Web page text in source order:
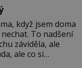
když jsem doma
To nadšení
záviděla, ale
ale co si